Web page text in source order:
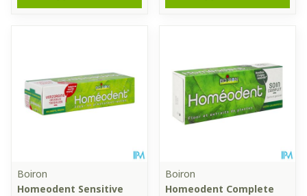
Boiron
Homeodent Sensitive
Boiron
Homeodent Complete